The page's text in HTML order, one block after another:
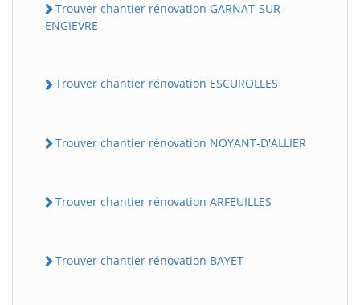
Trouver chantier rénovation GARNAT-SUR-
ENGIEVRE
Trouver chantier rénovation ESCUROLLES
Trouver chantier rénovation NOYANT-D'ALLIER
Trouver chantier rénovation ARFEUILLES
Trouver chantier rénovation BAYET